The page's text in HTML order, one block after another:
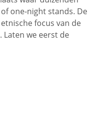
one-night stands. De
focus van de
Laten we eerst de